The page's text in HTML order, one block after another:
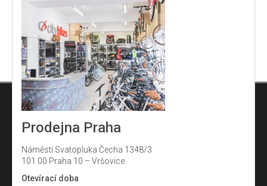
Prodejna Praha
Náměstí Svatopluka Čecha 1348/3
101 00 Praha 10 – Vršovice
Otevírací doba